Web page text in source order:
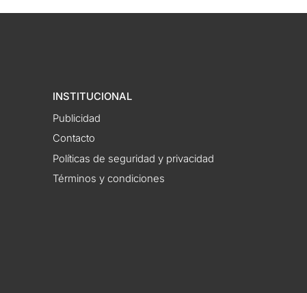
INSTITUCIONAL
Publicidad
Contacto
Políticas de seguridad y privacidad
Términos y condiciones